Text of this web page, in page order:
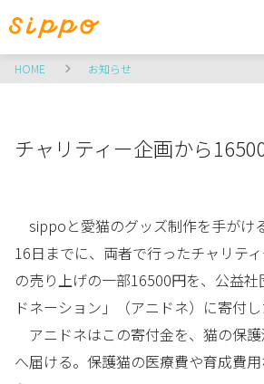
HOME お知らせ
チャリティー企画から
sippoと愛猫のグッズ制作を手がけ
16日までに、両者で行ったチャリテ
の売り上げの一部16500円を、公益社
ドネーション」（アニドネ）に寄付し
アニドネはこの寄付金を、猫の保
へ届ける。保護猫の医療費や育成費